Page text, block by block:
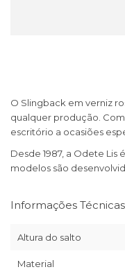
O Slingback em verniz
qualquer produção.
escritório a ocasiões
Desde 1987, a Odete
modelos são
Informações Técnicas
Altura do salto
Material